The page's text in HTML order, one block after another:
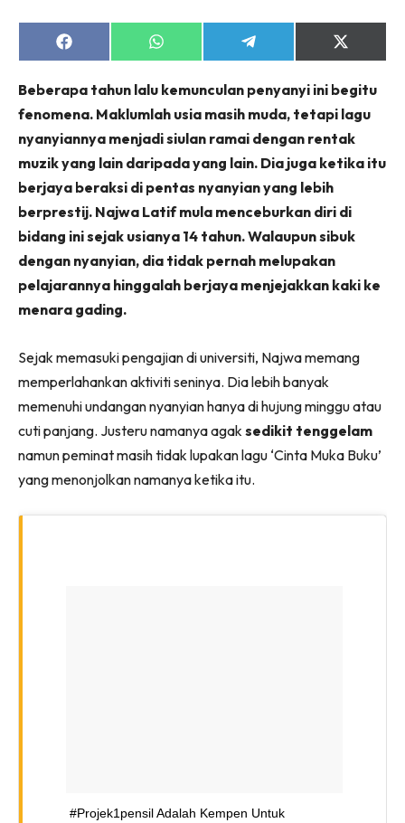
Share
on
Share
on
Share
on
Share
on
(Twitter)
Beberapa tahun lalu kemunculan penyanyi ini begitu
fenomena. Maklumlah usia masih muda, tetapi lagu
nyanyiannya menjadi siulan ramai dengan rentak
muzik yang lain daripada yang lain. Dia juga ketika itu
berjaya beraksi di pentas nyanyian yang lebih
berprestij. Najwa Latif mula menceburkan diri di
bidang ini sejak usianya 14 tahun. Walaupun sibuk
dengan nyanyian, dia tidak pernah melupakan
pelajarannya hinggalah berjaya menjejakkan kaki ke
menara gading.
Sejak memasuki pengajian di universiti, Najwa memang
memperlahankan aktiviti seninya. Dia lebih banyak
memenuhi undangan nyanyian hanya di hujung minggu atau
cuti panjang. Justeru namanya agak sedikit tenggelam
namun peminat masih tidak lupakan lagu ‘Cinta Muka Buku’
yang menonjolkan namanya ketika itu.
#projek1pensil Adalah Kempen Untuk